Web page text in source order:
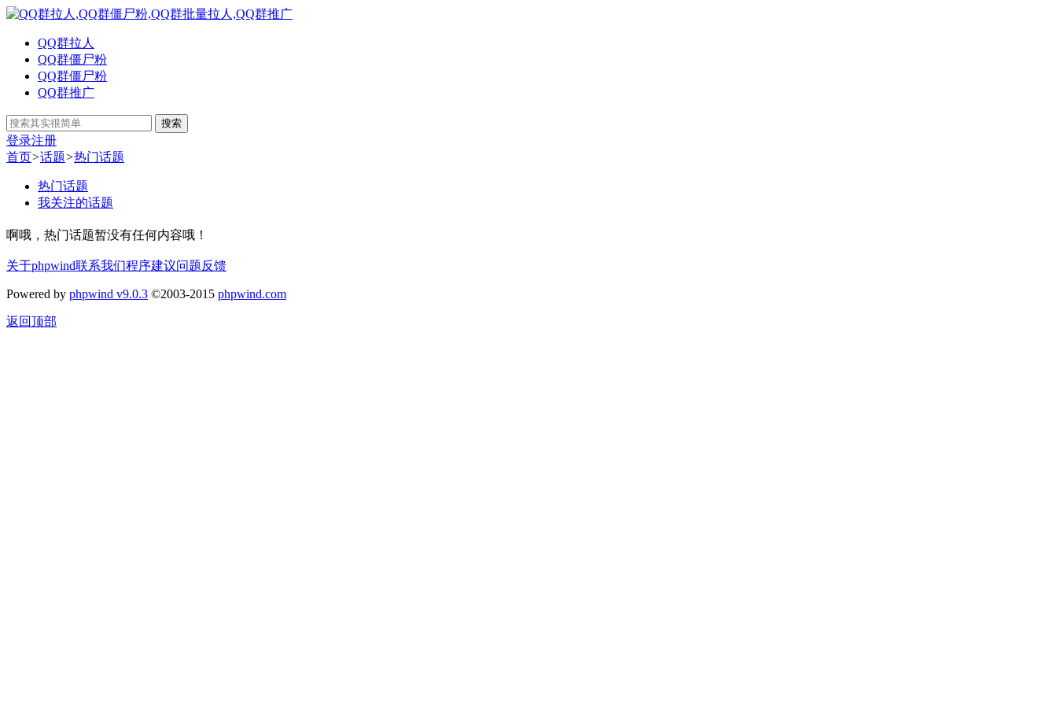
QQ群拉人
QQ群僵尸粉
QQ群僵尸粉
QQ群推广
搜索
登录注册
首页>话题>热门话题
热门话题
我关注的话题
啊哦，热门话题暂没有任何内容哦！
关于phpwind联系我们程序建议问题反馈
Powered by phpwind v9.0.3 ©2003-2015 phpwind.com
返回顶部